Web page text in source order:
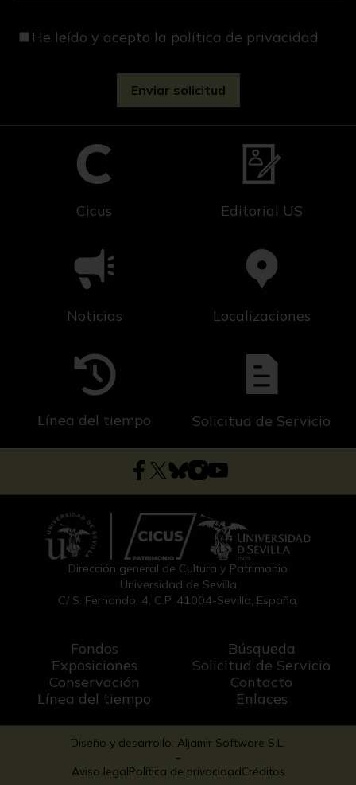
He leído y acepto la política de privacidad
Cicus Editorial US
Noticias Localizaciones
Línea del tiempo Solicitud de Servicio
Dirección general de Cultura y Patrimonio
Universidad de Sevilla
C/ S. Fernando, 4, C.P. 41004-Sevilla, España.
Fondos
Exposiciones
Conservación
Línea del tiempo
Búsqueda
Solicitud de Servicio
Contacto
Enlaces
Diseño y desarrollo: Aljamir Software S.L.
-
Aviso legalPolítica de privacidadCréditos